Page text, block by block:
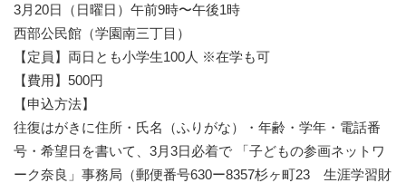
3月20日（日曜日）午前9時〜午後1時
西部公民館（学園南三丁目）
【定員】両日とも小学生100人 ※在学も可
【費用】500円
【申込方法】
往復はがきに住所・氏名（ふりがな）・年齢・学年・電話番
号・希望日を書いて、3月3日必着で 「子どもの参画ネットワ
ーク奈良」事務局（郵便番号630ー8357杉ヶ町23 生涯学習財